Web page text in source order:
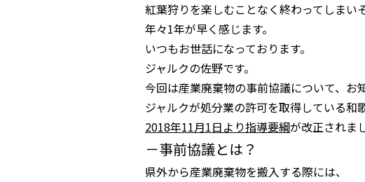
紅葉狩りを楽しむことなく終わってしまい
年々1年が早く感じます。
いつもお世話になっております。
ジャルクの佐野です。
今回は産業廃棄物の事前協議について、お
ジャルクが処分業の許可を取得している和
2018年11月1日より指導要綱が改正されま
－事前協議とは？
県外から産業廃棄物を搬入する際には、